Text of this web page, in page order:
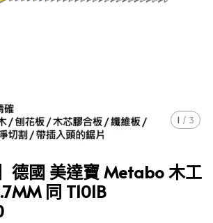
1 / 3
德國 美達寶 Metabo 木工
同 T101B